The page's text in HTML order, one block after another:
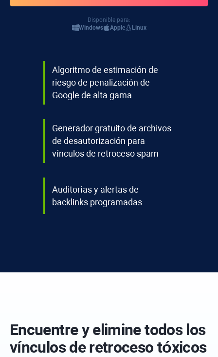
Disponible para:
Windows
Apple Linux
Algoritmo de estimación de
riesgo de penalización de
Google de alta gama
Generador gratuito de archivos
de desautorización para
vínculos de retroceso spam
Auditorías y alertas de
backlinks programadas
Encuentre y elimine todos los
vínculos de retroceso tóxicos